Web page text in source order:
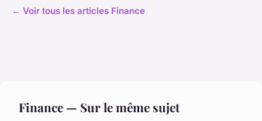
← Voir tous les articles Finance
Finance — Sur le même sujet